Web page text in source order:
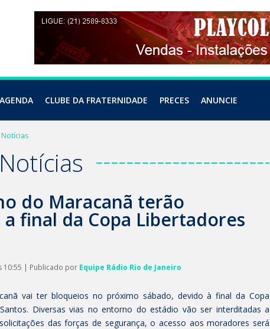
AGENDA CLUBE DA FRATERNIDADE PRECES ANUNCIE
Notícias
do Maracanã terão
final da Copa Libertadores
10:55 | Publicado por Equipe Rádio Rio de Janeiro
vai ter bloqueios no próximo sábado, devido à final da Copa
Diversas vias no entorno do estádio vão ser interditadas a
das forças de segurança, o acesso aos moradores será